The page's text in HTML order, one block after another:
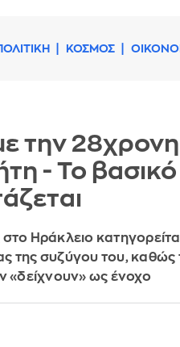
ΚΟΣΜΟΣ
την
- Το
Ηράκλειο
της συζύγου του, καθώς
«δείχνουν» ως ένοχο